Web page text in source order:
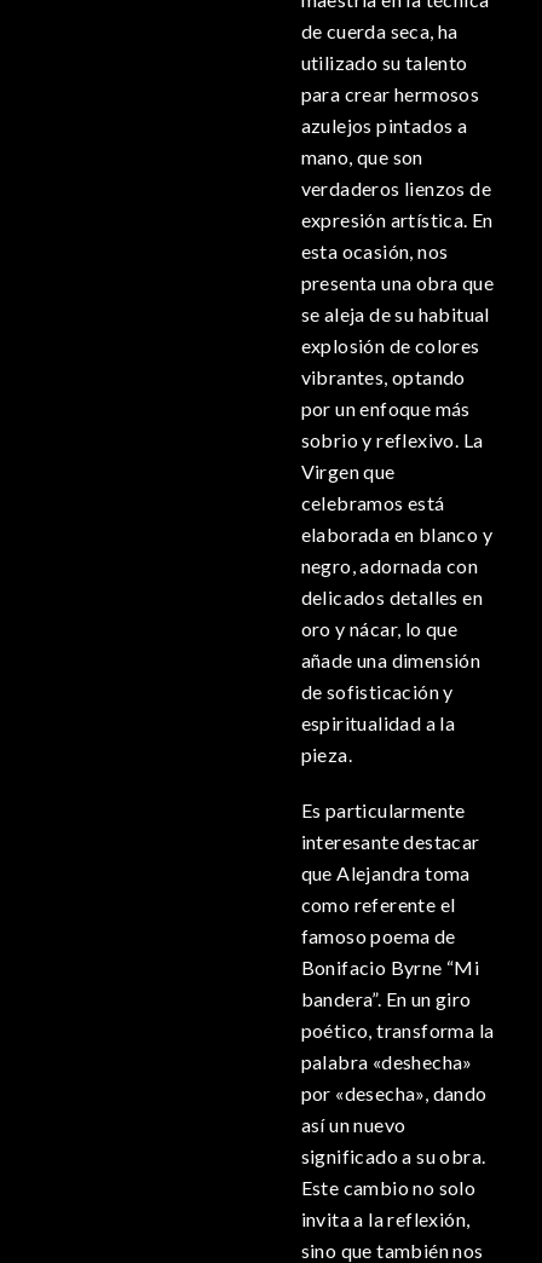
de cuerda seca, ha
utilizado su talento
para crear hermosos
azulejos pintados a
mano, que son
verdaderos lienzos de
expresión artística. En
esta ocasión, nos
presenta una obra que
se aleja de su habitual
explosión de colores
vibrantes, optando
por un enfoque más
sobrio y reflexivo. La
Virgen que
celebramos está
elaborada en blanco y
negro, adornada con
delicados detalles en
oro y nácar, lo que
añade una dimensión
de sofisticación y
espiritualidad a la
pieza.
Es particularmente
interesante destacar
que Alejandra toma
como referente el
famoso poema de
Bonifacio Byrne “Mi
bandera”. En un giro
poético, transforma la
palabra «deshecha»
por «desecha», dando
así un nuevo
significado a su obra.
Este cambio no solo
invita a la reflexión,
sino que también nos